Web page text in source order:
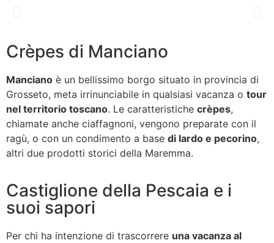
Crèpes di Manciano
Manciano è un bellissimo borgo situato in provincia di
Grosseto, meta irrinunciabile in qualsiasi vacanza o tour
nel territorio toscano. Le caratteristiche crèpes,
chiamate anche ciaffagnoni, vengono preparate con il
ragù, o con un condimento a base di lardo e pecorino,
altri due prodotti storici della Maremma.
Castiglione della Pescaia e i
suoi sapori
Per chi ha intenzione di trascorrere una vacanza al